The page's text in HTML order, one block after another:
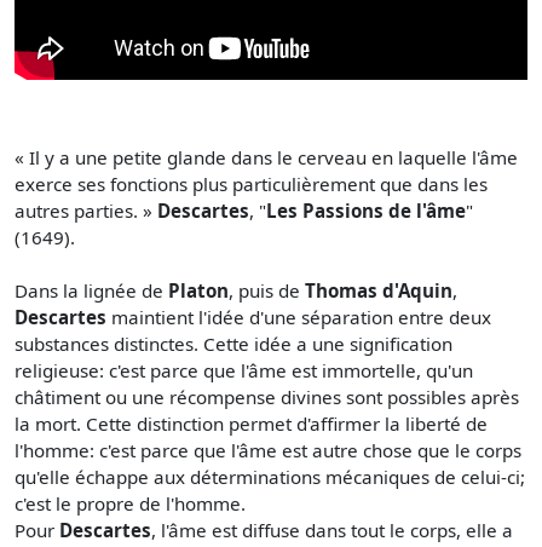
« Il y a une petite glande dans le cerveau en laquelle l'âme
exerce ses fonctions plus particulièrement que dans les
autres parties. » Descartes, "Les Passions de l'âme"
(1649).
Dans la lignée de Platon, puis de Thomas d'Aquin,
Descartes maintient l'idée d'une séparation entre deux
substances distinctes. Cette idée a une signification
religieuse: c'est parce que l'âme est immortelle, qu'un
châtiment ou une récompense divines sont possibles après
la mort. Cette distinction permet d'affirmer la liberté de
l'homme: c'est parce que l'âme est autre chose que le corps
qu'elle échappe aux déterminations mécaniques de celui-ci;
c'est le propre de l'homme.
Pour Descartes, l'âme est diffuse dans tout le corps, elle a